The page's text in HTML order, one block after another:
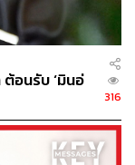
อนรับ ‘มินอ่
316